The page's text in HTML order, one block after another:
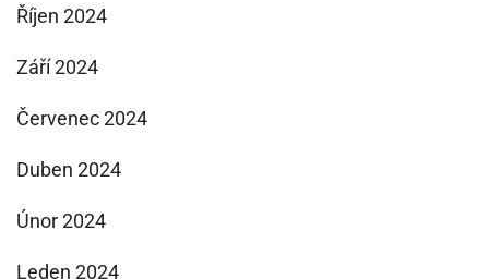
Říjen 2024
Září 2024
Červenec 2024
Duben 2024
Únor 2024
Leden 2024